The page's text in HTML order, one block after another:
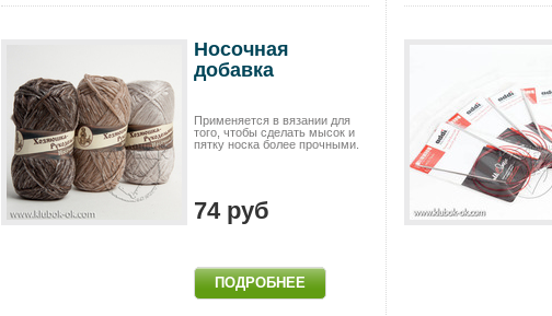
Носочная
добавка
Применяется в вязании для
того, чтобы сделать мысок и
пятку носка более прочными.
74 руб